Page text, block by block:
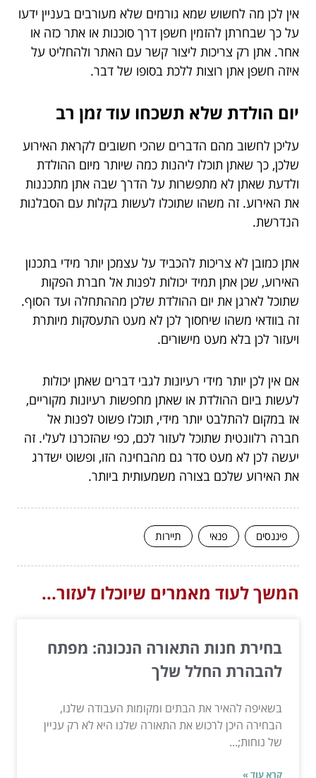
אין לכן מה לחשוש שמא גורמים שלא מעורבים בעניין ידעו
על כך שבחרתן להזמין חשפן דרך סוכנות או אתר כזה או
אחר. אתן רק צריכות ליצור קשר עם האתר ולהחליט על
איזה חשפן אתן רוצות ללכת בסופו של דבר.
יום הולדת שלא תשכחו עוד זמן רב
עליכן לחשוב מהם הדברים שהכי חשובים לקראת האירוע
שלכן, כך שאתן תוכלו ליהנות כמה שיותר מיום ההולדת
ולדעת שאתן לא מתפשרות על הדרך שבה אתן מתכננות
את האירוע. זה משהו שתוכלו לעשות בקלות עם הסבלנות
הנדרשת.
אתן כמובן לא צריכות להכביד על עצמכן יותר מידי בתכנון
האירוע, שכן אתן תמיד יכולות לפנות אל חברת הפקות
שתוכל לארגן את יום ההולדת שלכן מההתחלה ועד הסוף.
זה בוודאי משהו שיחסוך לכן לא מעט התעסקות מיותרת
ויעזור לכן בלא מעט מישורים.
אם אין לכן יותר מידי רעיונות לגבי דברים שאתן יכולות
לעשות ביום ההולדת או שאתן מחפשות רעיונות מקוריים,
אז במקום להתלבט יותר מידי, תוכלו פשוט לפנות אל
חברה רלוונטית שתוכל לעזור לכם, כפי שהזכרנו לעלי. זה
יעשה לכן לא מעט סדר גם מהבחינה הזו, ופשוט ישדרג
את האירוע שלכם בצורה משמעותית ביותר.
פיננסים פנאי תיירות
המשך לעוד מאמרים שיוכלו לעזור...
בחירת חנות התאורה הנכונה: מפתח
להבהרת החלל שלך
בשאיפה להאיר את הבתים ומקומות העבודה שלנו,
הבחירה היכן לרכוש את התאורה שלנו היא לא רק עניין
של נוחות;...
קרא עוד »